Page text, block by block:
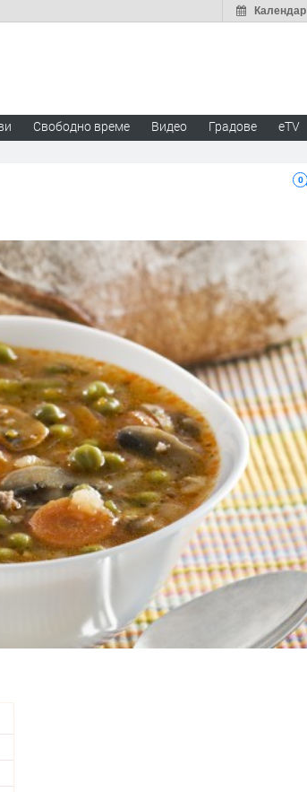
Календар
Свободно време Видео Градове eTV
0